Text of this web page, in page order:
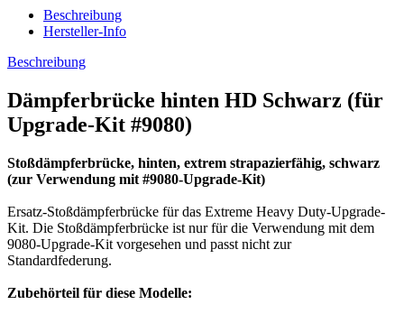
Beschreibung
Hersteller-Info
Beschreibung
Dämpferbrücke hinten HD Schwarz (für
Upgrade-Kit #9080)
Stoßdämpferbrücke, hinten, extrem strapazierfähig, schwarz
(zur Verwendung mit #9080-Upgrade-Kit)
Ersatz-Stoßdämpferbrücke für das Extreme Heavy Duty-Upgrade-
Kit. Die Stoßdämpferbrücke ist nur für die Verwendung mit dem
9080-Upgrade-Kit vorgesehen und passt nicht zur
Standardfederung.
Zubehörteil für diese Modelle: